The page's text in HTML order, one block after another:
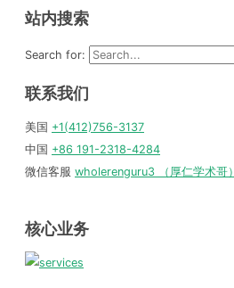
站内搜索
Search for:
联系我们
美国 +1(412)756-3137
中国 +86 191-2318-4284
微信客服 wholerenguru3 （厚仁学术哥）
核心业务